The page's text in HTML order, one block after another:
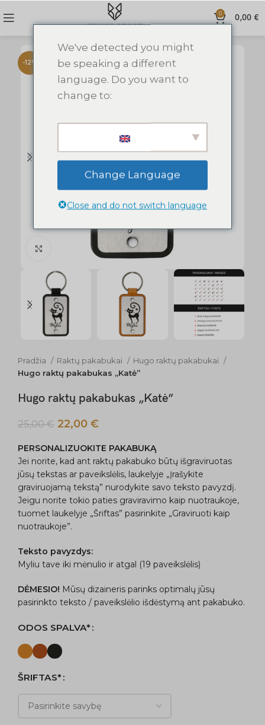
0 0,00 €
-12%
Click to enlarge
Pradžia Raktų pakabukai
Hugo raktų pakabukai
Hugo raktų pakabukas „Katė”
Hugo raktų pakabukas „Katė”
25,00€ 22,00 €
PERSONALIZUOKITE PAKABUKĄ
Jei norite, kad ant raktų pakabuko būtų išgraviruotas
jūsų tekstas ar paveikslėlis, laukelyje „Įrašykite
graviruojamą tekstą” nurodykite savo teksto pavyzdį.
Jeigu norite tokio paties graviravimo kaip nuotraukoje,
tuomet laukelyje „Šriftas” pasirinkite „Graviruoti kaip
nuotraukoje”.
Teksto pavyzdys:
Myliu tave iki mėnulio ir atgal (19 paveikslėlis)
DĖMESIO! Mūsų dizaineris parinks optimalų jūsų
pasirinkto teksto / paveikslėlio išdėstymą ant pakabuko.
ODOS SPALVA*
ŠRIFTAS*
We've detected you might
be speaking a different
language. Do you want to
change to:
Change Language
Close and do not switch language